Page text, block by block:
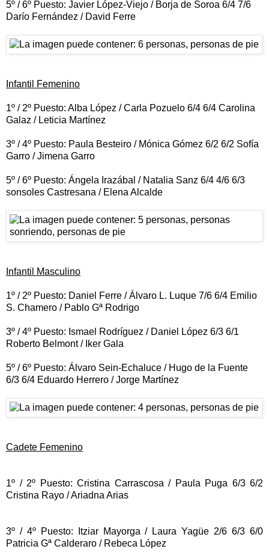
5º / 6º Puesto: Javier López-Viejo / Borja de Soroa 6/4 7/6
Darío Fernández / David Ferre
Infantil Femenino
1º / 2º Puesto: Alba López / Carla Pozuelo 6/4 6/4 Carolina
Galaz / Leticia Martínez
3º / 4º Puesto: Paula Besteiro / Mónica Gómez 6/2 6/2 Sofía
Garro / Jimena Garro
5º / 6º Puesto: Ángela Irazábal / Natalia Sanz 6/4 4/6 6/3
sonsoles Castresana / Elena Alcalde
Infantil Masculino
1º / 2º Puesto: Daniel Ferre / Álvaro L. Luque 7/6 6/4 Emilio
S. Chamero / Pablo Gª Rodrigo
3º / 4º Puesto: Ismael Rodríguez / Daniel López 6/3 6/1
Roberto Belmont / Iker Gala
5º / 6º Puesto: Álvaro Sein-Echaluce / Hugo de la Fuente
6/3 6/4 Eduardo Herrero / Jorge Martínez
Cadete Femenino
1º / 2º Puesto: Cristina Carrascosa / Paula Puga 6/3 6/2
Cristina Rayo / Ariadna Arias
3º / 4º Puesto: Itziar Mayorga / Laura Yagüe 2/6 6/3 6/0
Patricia Gª Calderaro / Rebeca López